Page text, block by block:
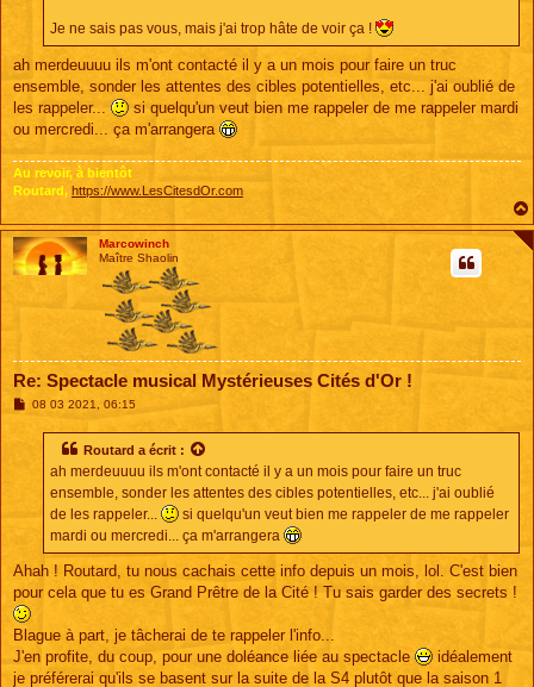
Je ne sais pas vous, mais j'ai trop hâte de voir ça !
ah merdeuuuu ils m'ont contacté il y a un mois pour faire un truc
ensemble, sonder les attentes des cibles potentielles, etc... j'ai oublié de
les rappeler...
si quelqu'un veut bien me rappeler de me rappeler mardi
ou mercredi... ça m'arrangera
Au revoir, à bientôt
Routard, https://www.LesCitesdOr.com
Marcowinch
Maître Shaolin
Re: Spectacle musical Mystérieuses Cités d'Or !
M08 03 2021, 06:15
Routard a écrit :
ah merdeuuuu ils m'ont contacté il y a un mois pour faire un truc
ensemble, sonder les attentes des cibles potentielles, etc... j'ai oublié
de les rappeler...
si quelqu'un veut bien me rappeler de me rappeler
mardi ou mercredi... ça m'arrangera
Ahah ! Routard, tu nous cachais cette info depuis un mois, lol. C'est bien
pour cela que tu es Grand Prêtre de la Cité ! Tu sais garder des secrets !
Blague à part, je tâcherai de te rappeler l'info...
J'en profite, du coup, pour une doléance liée au spectacle
idéalement
je préférerai qu'ils se basent sur la suite de la S4 plutôt que la saison 1